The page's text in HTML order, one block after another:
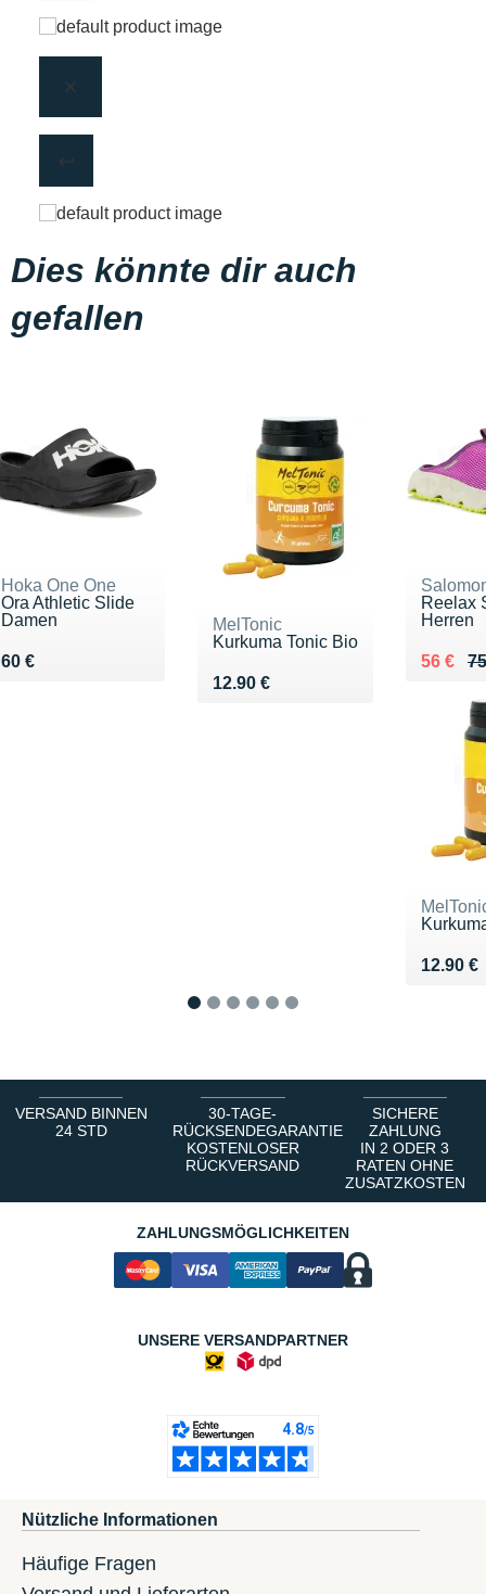
Dies könnte dir auch
gefallen
Hoka One One
Ora Athletic Slide
Damen
60 €
Vendu 60 €
MelTonic
Kurkuma Tonic Bio
12.90 €
Vendu 12.90 €
Reelax
Herren
Au lieu
56 €
Vendu
12.90 €
Vendu
VERSAND BINNEN
24 STD
30-TAGE-
RÜCKSENDEGARANTIE
KOSTENLOSER
RÜCKVERSAND
SICHERE
ZAHLUNG
IN 2 ODER 3
RATEN OHNE
ZUSATZKOSTEN
ZAHLUNGSMÖGLICHKEITEN
UNSERE VERSANDPARTNER
Nützliche Informationen
Häufige Fragen